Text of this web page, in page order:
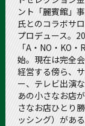
ント「麗賓館」
氏とのコラボサ
プロデュース。
「A・NO・KO
始。現在は完全
経営する傍ら、
ー、テレビ出演
あの小さなお店
さなお店ひとり
ッシング）がある